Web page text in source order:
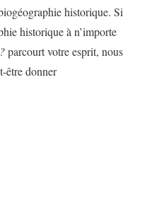
historique. Si
historique à n’importe
parcourt votre esprit, nous
être donner